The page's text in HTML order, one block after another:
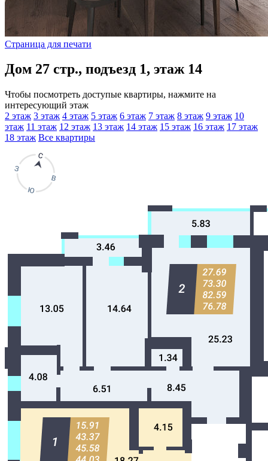
Страница для печати
Дом 27 стр., подъезд 1, этаж 14
Чтобы посмотреть доступые квартиры, нажмите на
интересующий этаж
2 этаж 3 этаж 4 этаж 5 этаж 6 этаж 7 этаж 8 этаж 9 этаж 10
этаж 11 этаж 12 этаж 13 этаж 14 этаж 15 этаж 16 этаж 17 этаж
18 этаж Все квартиры